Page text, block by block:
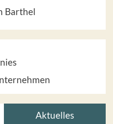
Barthel
Aktuelles